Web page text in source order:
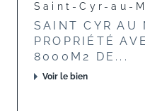
Saint-Cyr-au-
SAINT CYR AU
PROPRIÉTÉ
8000M2 DE...
Voir le bien